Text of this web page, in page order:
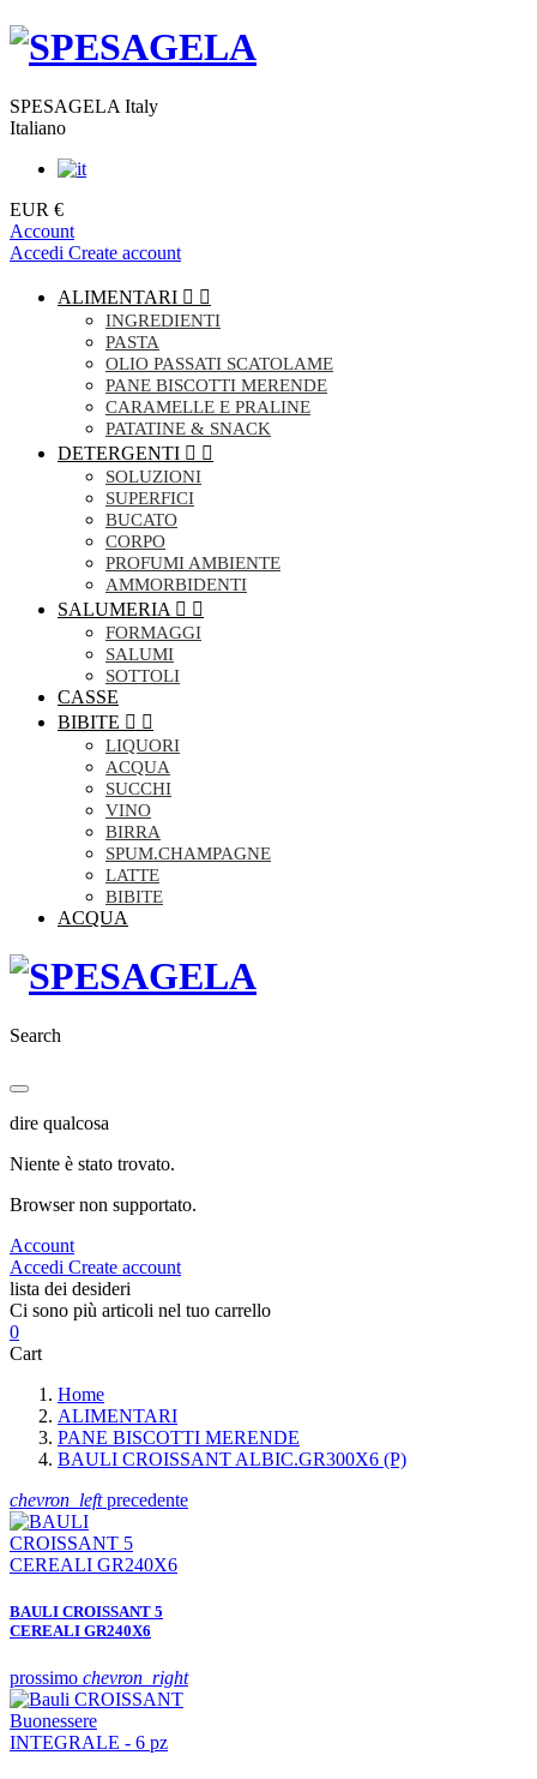
SPESAGELA Italy
Italiano
EUR €
Account
Accedi Create account
ALIMENTARI  
INGREDIENTI
PASTA
OLIO PASSATI SCATOLAME
PANE BISCOTTI MERENDE
CARAMELLE E PRALINE
PATATINE & SNACK
DETERGENTI  
SOLUZIONI
SUPERFICI
BUCATO
CORPO
PROFUMI AMBIENTE
AMMORBIDENTI
SALUMERIA  
FORMAGGI
SALUMI
SOTTOLI
CASSE
BIBITE  
LIQUORI
ACQUA
SUCCHI
VINO
BIRRA
SPUM.CHAMPAGNE
LATTE
BIBITE
ACQUA
Search
dire qualcosa
Niente è stato trovato.
Browser non supportato.
Account
Accedi Create account
lista dei desideri
Ci sono più articoli nel tuo carrello
0
Cart
Home
ALIMENTARI
PANE BISCOTTI MERENDE
BAULI CROISSANT ALBIC.GR300X6 (P)
chevron_leftprecedente
BAULI CROISSANT 5
CEREALI GR240X6
prossimo chevron_right